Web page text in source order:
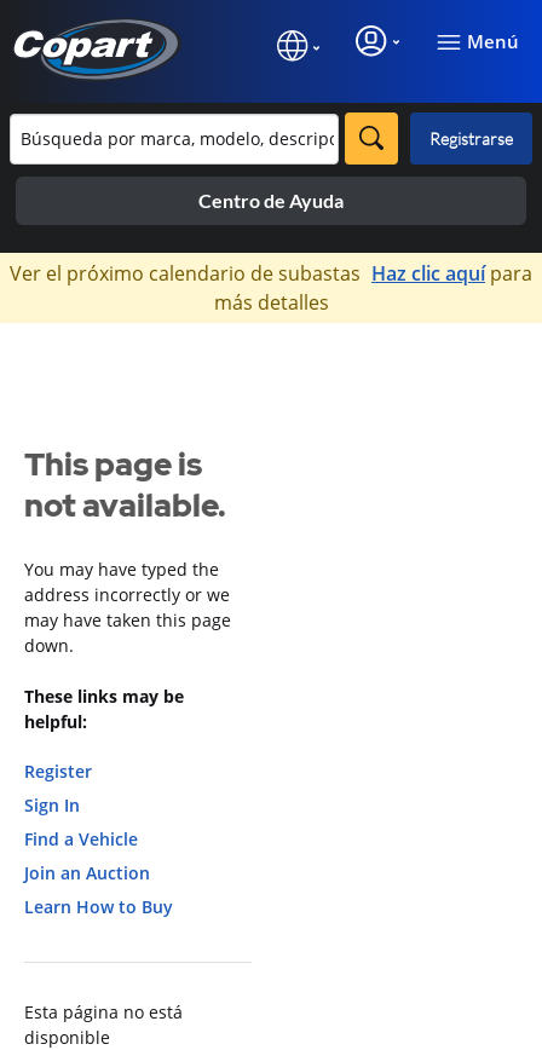
Menú
Registrarse
Centro de Ayuda
×
Ver el próximo calendario de subastas Haz clic aquípara
más detalles
This page is
not available.
You may have typed the
address incorrectly or we
may have taken this page
down.
These links may be
helpful:
Register
Sign In
Find a Vehicle
Join an Auction
Learn How to Buy
Esta página no está
disponible